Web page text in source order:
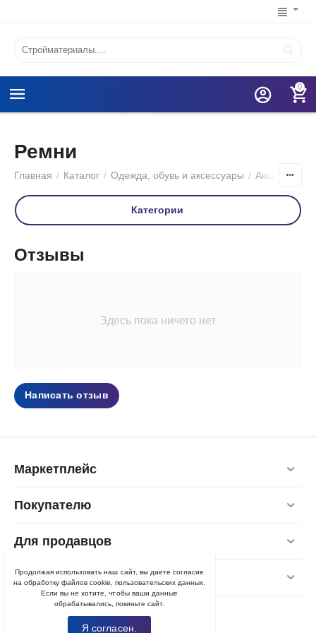
0
Ремни
Главная / Каталог / Одежда, обувь и аксессуары / Аксессуары
Категории
Отзывы
Здесь пока ничего нет
Написать отзыв
Маркетплейс
Покупателю
Для продавцов
Контакты
Продолжая использовать наш сайт, вы даете согласие
на обработку файлов cookie, пользовательских данных.
Если вы не хотите, чтобы ваши данные
обрабатывались, покиньте сайт.
Я согласен.